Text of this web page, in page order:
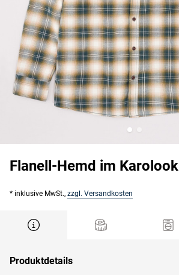
Flanell-Hemd im Karolook
* inklusive MwSt., zzgl. Versandkosten
Produktdetails